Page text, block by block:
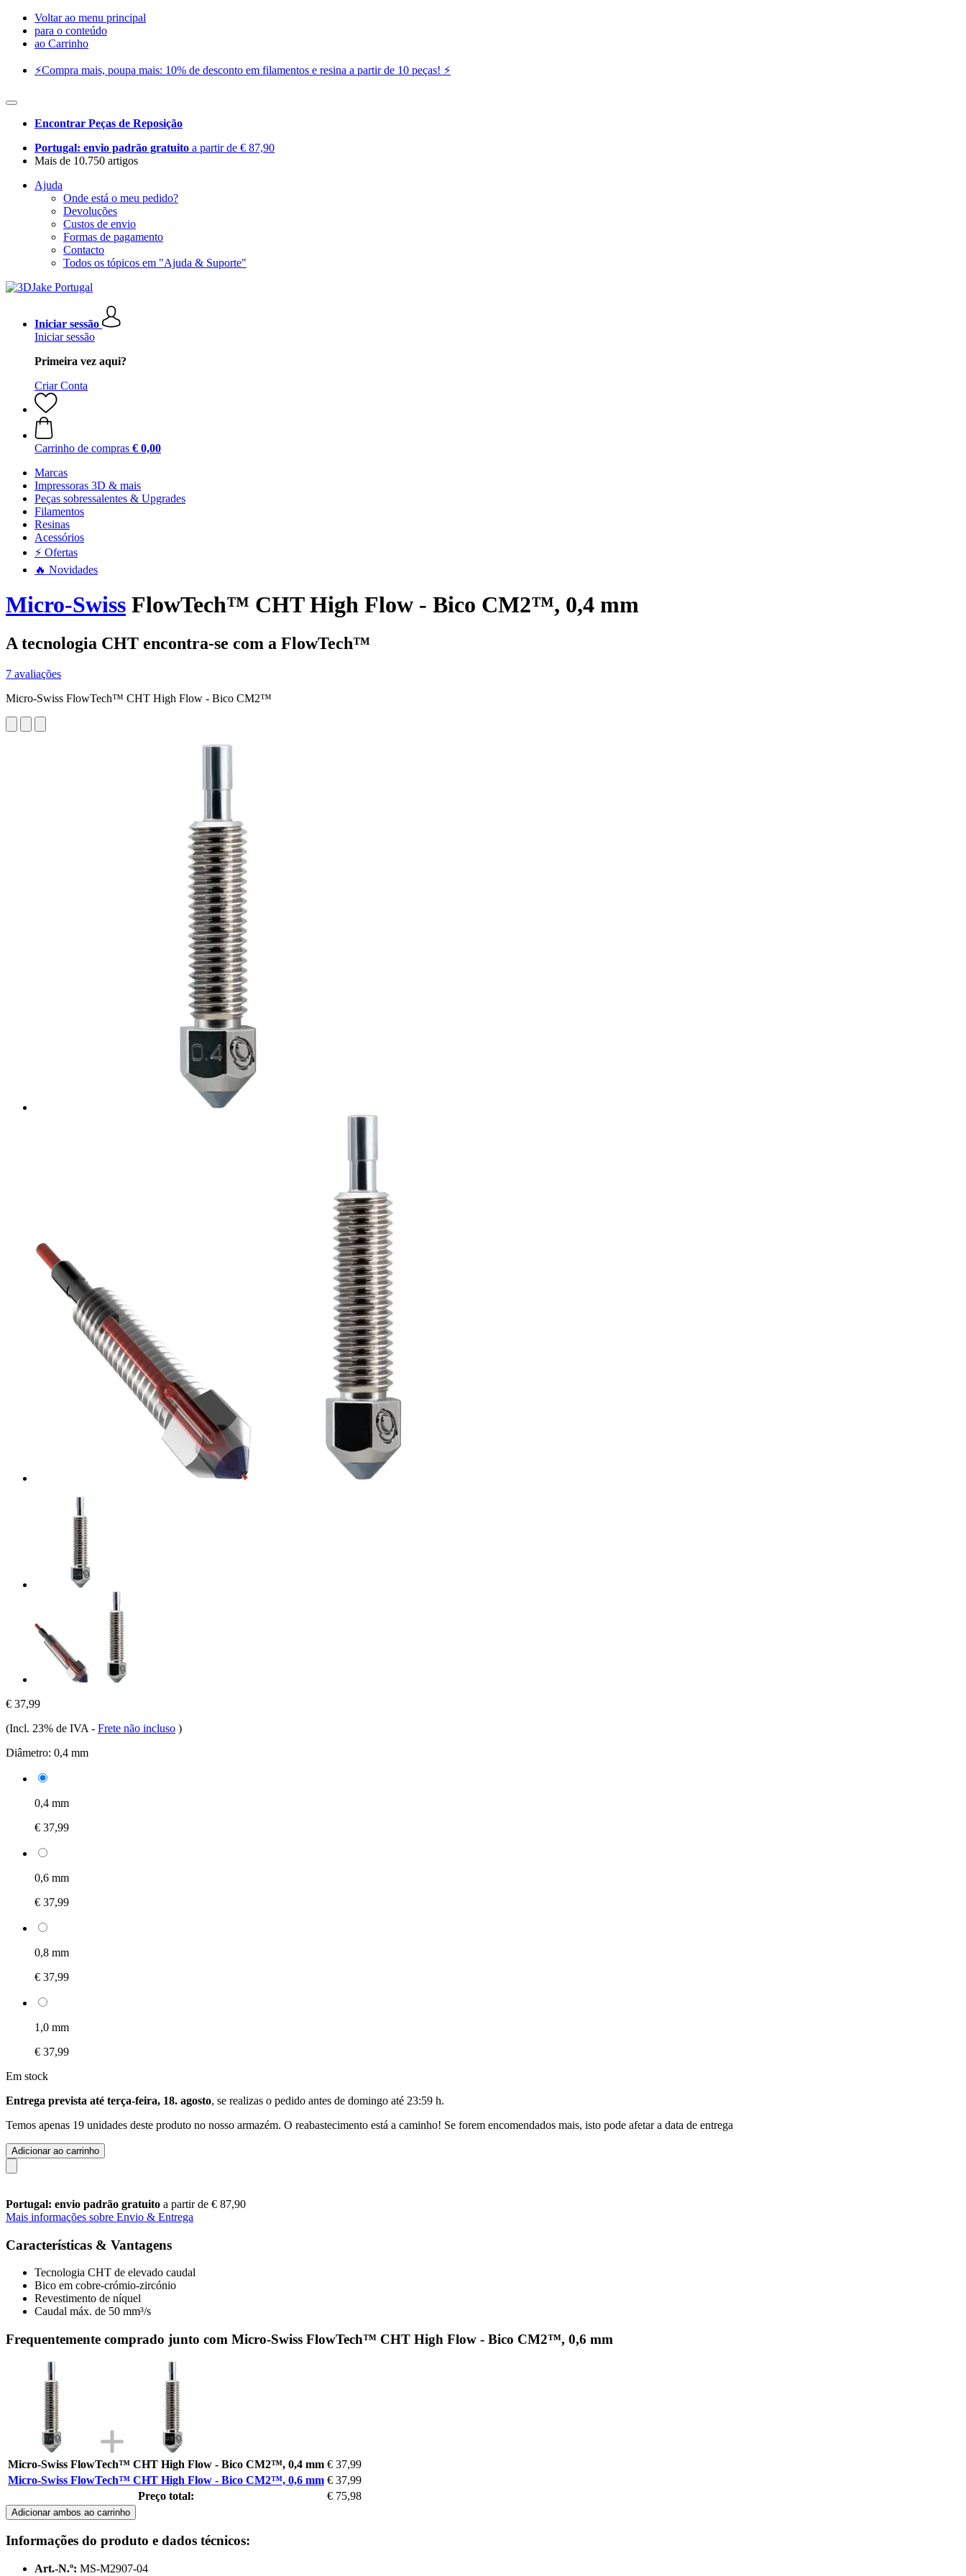
Voltar ao menu principal
para o conteúdo
ao Carrinho
⚡️Compra mais, poupa mais: 10% de desconto em filamentos e resina a partir de 10 peças! ⚡️
Encontrar Peças de Reposição
Portugal: envio padrão gratuito a partir de € 87,90
Mais de 10.750 artigos
Ajuda
Onde está o meu pedido?
Devoluções
Custos de envio
Formas de pagamento
Contacto
Todos os tópicos em "Ajuda & Suporte"
Iniciar sessão
Iniciar sessão
Primeira vez aqui?
Criar Conta
Carrinho de compras € 0,00
Marcas
Impressoras 3D & mais
Peças sobressalentes & Upgrades
Filamentos
Resinas
Acessórios
⚡ Ofertas
🔥 Novidades
Micro-Swiss FlowTech™ CHT High Flow - Bico CM2™, 0,4 mm
A tecnologia CHT encontra-se com a FlowTech™
7 avaliações
Micro-Swiss FlowTech™ CHT High Flow - Bico CM2™
€ 37,99
(Incl. 23% de IVA - Frete não incluso )
Diâmetro: 0,4 mm
0,4 mm
€ 37,99
0,6 mm
€ 37,99
0,8 mm
€ 37,99
1,0 mm
€ 37,99
Em stock
Entrega prevista até terça-feira, 18. agosto, se realizas o pedido antes de domingo até 23:59 h.
Temos apenas 19 unidades deste produto no nosso armazém. O reabastecimento está a caminho! Se forem encomendados mais, isto pode afetar a data de entrega
Adicionar ao carrinho
Portugal: envio padrão gratuito a partir de € 87,90
Mais informações sobre Envio & Entrega
Características & Vantagens
Tecnologia CHT de elevado caudal
Bico em cobre-crómio-zircónio
Revestimento de níquel
Caudal máx. de 50 mm³/s
Frequentemente comprado junto com Micro-Swiss FlowTech™ CHT High Flow - Bico CM2™, 0,6 mm
Micro-Swiss FlowTech™ CHT High Flow - Bico CM2™, 0,4 mm € 37,99
Micro-Swiss FlowTech™ CHT High Flow - Bico CM2™, 0,6 mm € 37,99
Preço total:
€ 75,98
Adicionar ambos ao carrinho
Informações do produto e dados técnicos:
Art.-N.º: MS-M2907-04